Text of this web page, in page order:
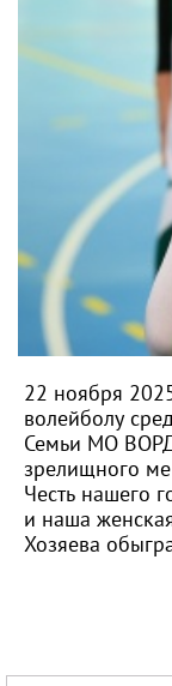
22 ноября
волейболу
Семьи МО
зрелищного
Честь нашего
и наша
Хозяева